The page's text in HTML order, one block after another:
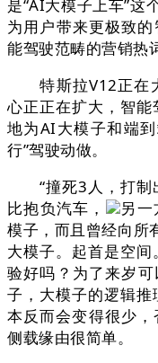
是“AI大模子上车”这
为用户带来更极致
能驾驶范畴的营销热
特斯拉V12正在
心正正在扩大，智
地为AI大模子和端
行”驾驶动做。
“撞死3人，打制
比抱负汽车，
另一
模子，而且曾经向所
大模子。起首是空
验好吗？为了来岁
子，大模子的逻辑
本反而会变得很少
侧载缘由很简单。